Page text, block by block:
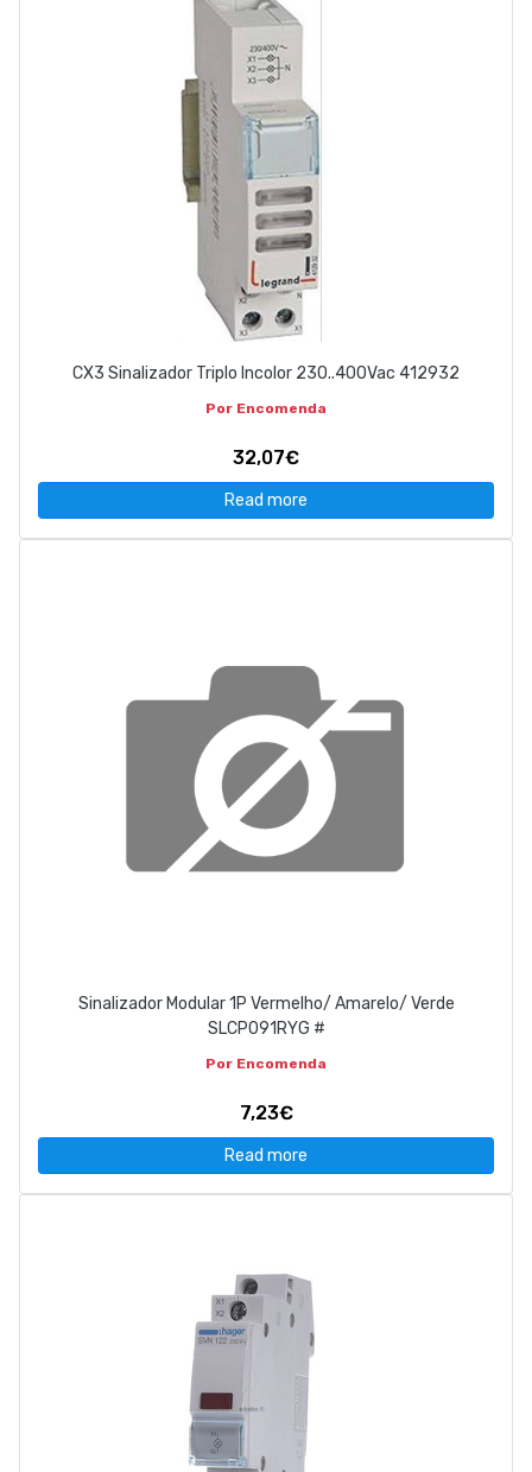
CX3 Sinalizador Triplo Incolor 230..400Vac 412932
Por Encomenda
32,07€
Read more
Sinalizador Modular 1P Vermelho/ Amarelo/ Verde
SLCP091RYG #
Por Encomenda
7,23€
Read more